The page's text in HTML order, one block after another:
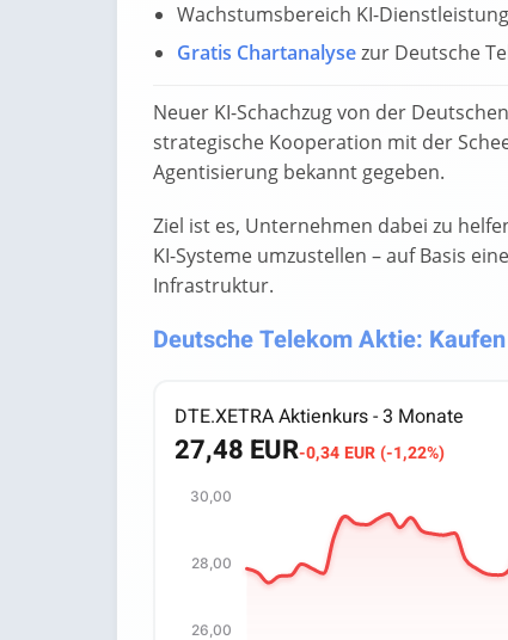
Wachstumsbereich KI-
Gratis Chartanalysezur Deutsche
Neuer KI-Schachzug von der
strategische Kooperation mit der
Agentisierung bekannt gegeben.
Ziel ist es, Unternehmen dabei zu
KI-Systeme umzustellen – auf Basis
Infrastruktur.
Deutsche Telekom Aktie:
DTE.XETRA Aktienkurs - 3 Monate
27,48 EUR-0,34 EUR (-1,22%)
Chart with 66 data points.
The chart has 1 X axis displaying
The chart has 1 Y axis displaying
26,00
28,00
30,00